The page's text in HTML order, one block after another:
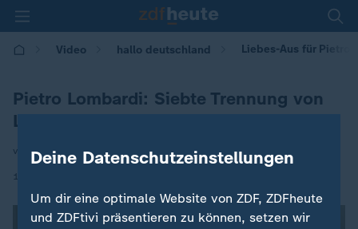
Video hallo deutschland Liebes-Aus für Pietro
Pietro Lombardi: Siebte Trennung von
Laura
von Markus Rosendahl
18.08.2025 | 17:10
Deine Datenschutzeinstellungen
Um dir eine optimale Website von ZDF, ZDFheute
und ZDFtivi präsentieren zu können, setzen wir